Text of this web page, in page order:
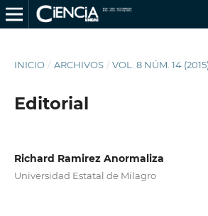
INICIO / ARCHIVOS / VOL. 8 NÚM. 14
Editorial
Richard Ramirez Anormaliza
Universidad Estatal de Milagro